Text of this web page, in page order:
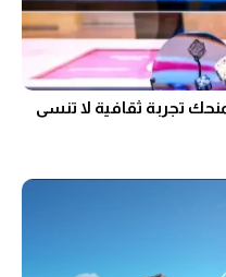
تجربة ثقافية لا تنسى